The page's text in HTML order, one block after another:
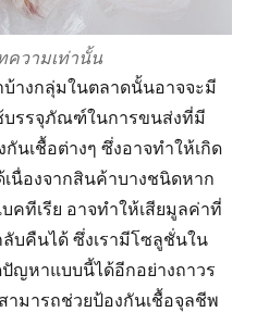
ความเท่านั้น
างกลุ่มในตลาดนั้นอาจจะมี
บรรจุภัณฑ์ในการขนส่งที่มี
นเชื้อต่างๆ ซึ่งอาจทำให้เกิด
นื่องจากสินค้าบางชนิดหาก
คทีเรีย อาจทำให้เสียมูลค่าที่
บคืนได้ ซึ่งเรามีโซลูชั่นใน
ญหาแบบนี้ได้อีกอย่างถาวร
มารถช่วยป้องกันเชื้อจุลชีพ